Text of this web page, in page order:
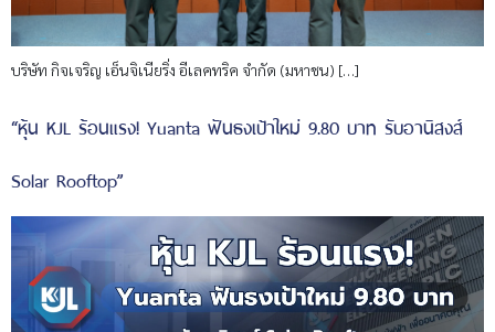
บริษัท กิจเจริญ เอ็นจิเนียริ่ง อีเลคทริค จำกัด (มหาชน) […]
“หุ้น KJL ร้อนแรง! Yuanta ฟันธงเป้าใหม่ 9.80 บาท รับอานิสงส์
Solar Rooftop”